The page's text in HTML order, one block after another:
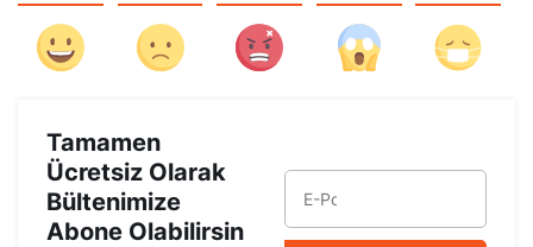
Tamamen
Ücretsiz Olarak
Bültenimize
Abone Olabilirsin